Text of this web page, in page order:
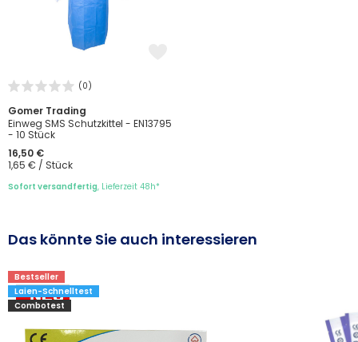
(0)
Gomer Trading
Einweg SMS Schutzkittel - EN13795
- 10 Stück
16,50 €
1,65 € / Stück
Sofort versandfertig, Lieferzeit 48h*
Das könnte Sie auch interessieren
Bestseller
Laien-Schnelltest
Combotest